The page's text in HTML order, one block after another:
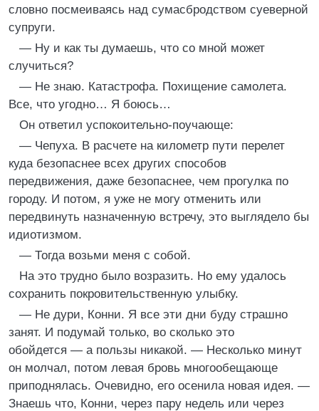
словно посмеиваясь над сумасбродством суеверной
супруги.
— Ну и как ты думаешь, что со мной может
случиться?
— Не знаю. Катастрофа. Похищение самолета.
Все, что угодно… Я боюсь…
Он ответил успокоительно-поучающе:
— Чепуха. В расчете на километр пути перелет
куда безопаснее всех других способов
передвижения, даже безопаснее, чем прогулка по
городу. И потом, я уже не могу отменить или
передвинуть назначенную встречу, это выглядело бы
идиотизмом.
— Тогда возьми меня с собой.
На это трудно было возразить. Но ему удалось
сохранить покровительственную улыбку.
— Не дури, Конни. Я все эти дни буду страшно
занят. И подумай только, во сколько это
обойдется — а пользы никакой. — Несколько минут
он молчал, потом левая бровь многообещающе
приподнялась. Очевидно, его осенила новая идея. —
Знаешь что, Конни, через пару недель или через